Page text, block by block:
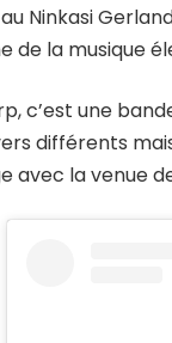
au Ninkasi
de la musique
c’est une
différents
avec la venue